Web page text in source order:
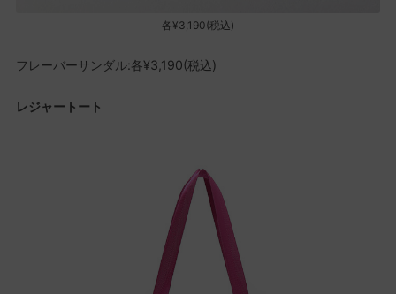
各¥3,190(税込)
フレーバーサンダル:各¥3,190(税込)
レジャートート